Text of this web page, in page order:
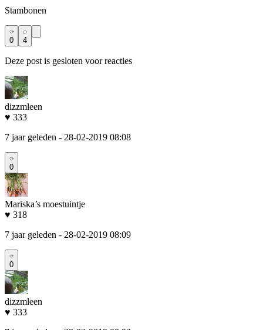
Stambonen
0 4
Deze post is gesloten voor reacties
dizzmleen
♥ 333
7 jaar geleden - 28-02-2019 08:08
0
Mariska’s moestuintje
♥ 318
7 jaar geleden - 28-02-2019 08:09
0
dizzmleen
♥ 333